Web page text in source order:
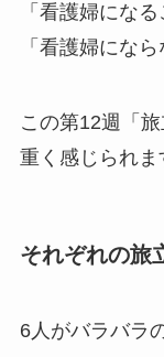
「看護婦にな
「看護婦にな
この第12週「
重く感じられま
それぞれの旅
6人がバラバラ